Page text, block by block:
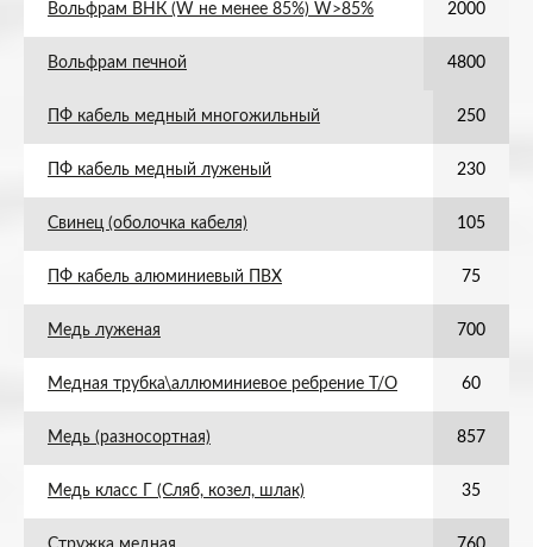
Вольфрам ВНК (W не менее 85%) W>85% 2000
Вольфрам печной 4800
ПФ кабель медный многожильный 250
ПФ кабель медный луженый 230
Свинец (оболочка кабеля) 105
ПФ кабель алюминиевый ПВХ 75
Медь луженая 700
Медная трубка\аллюминиевое ребрение Т/О 60
Медь (разносортная) 857
Медь класс Г (Сляб, козел, шлак) 35